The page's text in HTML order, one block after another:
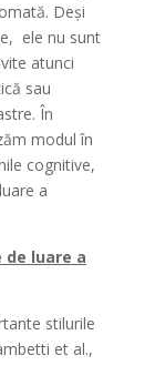
Deși
ele nu sunt
atunci
sau
În
modul în
cognitive,
a
luare a
stilurile
et al.,